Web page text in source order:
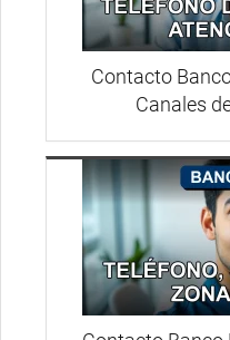
Contacto
Canales